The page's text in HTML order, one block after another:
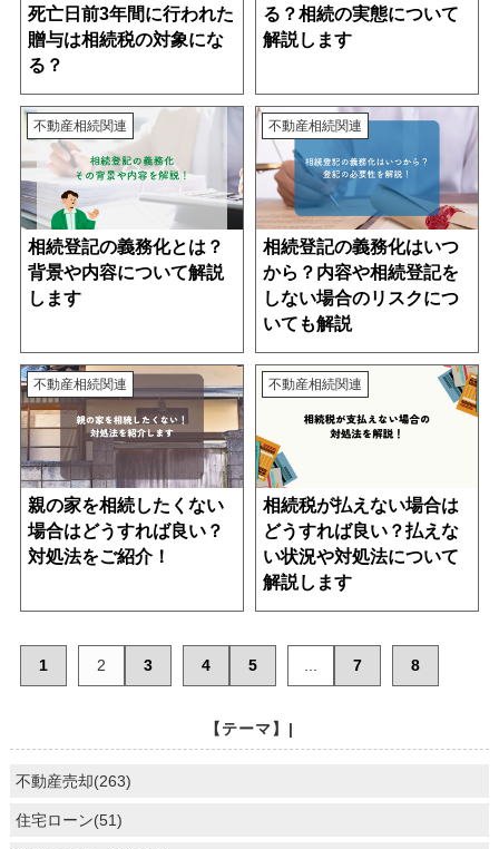
死亡日前3年間に行われた
贈与は相続税の対象にな
る？
る？相続の実態について
解説します
不動産相続関連
相続登記の義務化とは？
背景や内容について解説
します
不動産相続関連
相続登記の義務化はいつ
から？内容や相続登記を
しない場合のリスクにつ
いても解説
不動産相続関連
親の家を相続したくない
場合はどうすれば良い？
対処法をご紹介！
不動産相続関連
相続税が払えない場合は
どうすれば良い？払えな
い状況や対処法について
解説します
1 2 3 4 5 7 8
【テーマ】|
不動産売却(263)
住宅ローン(51)